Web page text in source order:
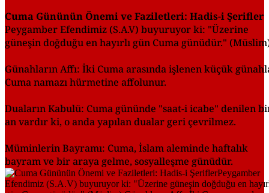
Cuma Gününün Önemi ve Faziletleri: Hadis-i Şerifler
Peygamber Efendimiz (S.A.V) buyuruyor ki: "Üzerine
güneşin doğduğu en hayırlı gün Cuma günüdür."
Günahların Affı: İki Cuma arasında işlenen küçük
Cuma namazı hürmetine affolunur.
Duaların Kabulü: Cuma gününde "saat-i icabe" denilen
an vardır ki, o anda yapılan dualar geri çevrilmez.
Müminlerin Bayramı: Cuma, İslam aleminde haftalık
bayram ve bir araya gelme, sosyalleşme günüdür.